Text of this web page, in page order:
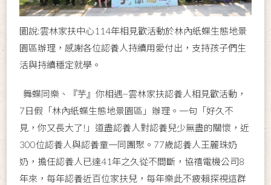
圖說:雲林家扶中心114年相見歡活動於林內紙蝶生態地景
園區辦理，感謝各位認養人持續用愛付出，支持孩子們生
活與持續穩定就學。
舞蝶同樂、『芋』你相遇~雲林家扶認養人相見歡活動，
7日假「林內紙蝶生態地景園區」辦理。一句「好久不
見，你又長大了!」道盡認養人對認養兒少無盡的關懷，近
300位認養人與認養童一同團聚。77歲認養人王麗珠奶
奶，擔任認養人已達41年之久從不間斷，協禧電機公司8
年來，每年認養近百位家扶兒，每年樂此不疲賴探視這群